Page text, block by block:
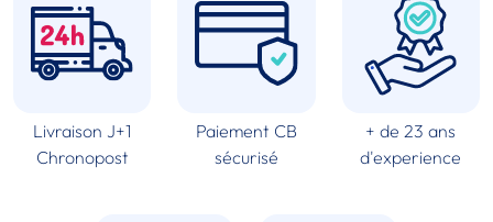
Livraison J+1
Chronopost
Paiement CB
sécurisé
+ de 23 ans
d'experience